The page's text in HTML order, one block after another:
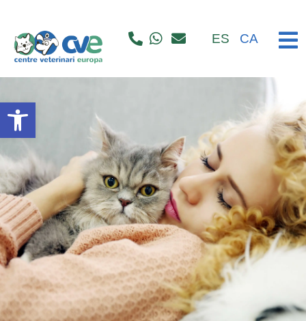
ES CA
Abrir barra de herramientas